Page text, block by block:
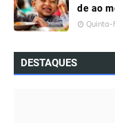
de ao
Quinta-
DESTAQUES